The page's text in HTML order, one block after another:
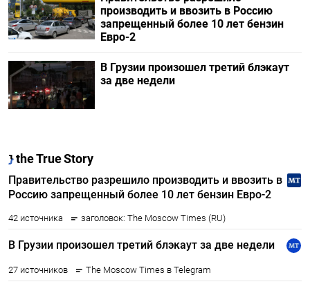
производить и ввозить в Россию
запрещенный более 10 лет бензин
Евро-2
В Грузии произошел третий блэкаут
за две недели